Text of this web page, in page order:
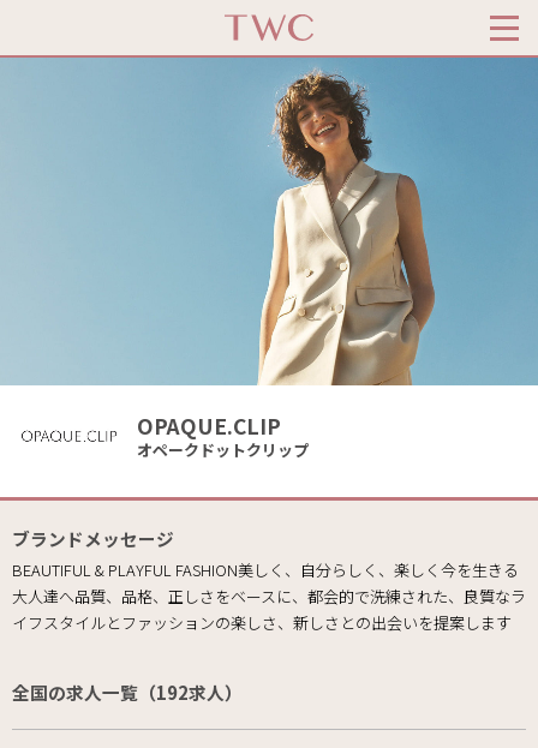
OPAQUE.CLIP
オペークドットクリップ
ブランドメッセージ
BEAUTIFUL & PLAYFUL FASHION美しく、自分らしく、楽しく今を生きる
大人達へ品質、品格、正しさをベースに、都会的で洗練された、良質なラ
イフスタイルとファッションの楽しさ、新しさとの出会いを提案します
全国の求人一覧（192求人）